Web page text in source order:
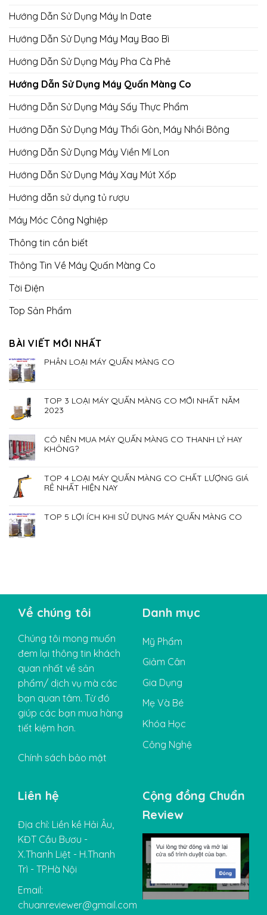
Hướng Dẫn Sử Dụng Máy In Date
Hướng Dẫn Sử Dụng Máy May Bao Bì
Hướng Dẫn Sử Dụng Máy Pha Cà Phê
Hướng Dẫn Sử Dụng Máy Quấn Màng Co
Hướng Dẫn Sử Dụng Máy Sấy Thực Phẩm
Hướng Dẫn Sử Dụng Máy Thổi Gòn, Máy Nhồi Bông
Hướng Dẫn Sử Dụng Máy Viền Mí Lon
Hướng Dẫn Sử Dụng Máy Xay Mút Xốp
Hướng dẫn sử dụng tủ rượu
Máy Móc Công Nghiệp
Thông tin cần biết
Thông Tin Về Máy Quấn Màng Co
Tời Điện
Top Sản Phẩm
BÀI VIẾT MỚI NHẤT
PHÂN LOẠI MÁY QUẤN MÀNG CO
TOP 3 LOẠI MÁY QUẤN MÀNG CO MỚI NHẤT NĂM
2023
CÓ NÊN MUA MÁY QUẤN MÀNG CO THANH LÝ HAY
KHÔNG?
TOP 4 LOẠI MÁY QUẤN MÀNG CO CHẤT LƯỢNG GIÁ
RẺ NHẤT HIỆN NAY
TOP 5 LỢI ÍCH KHI SỬ DỤNG MÁY QUẤN MÀNG CO
Về chúng tôi
Chúng tôi mong muốn
đem lại thông tin khách
quan nhất về sản
phẩm/ dịch vụ mà các
bạn quan tâm. Từ đó
giúp các bạn mua hàng
tiết kiệm hơn.
Chính sách bảo mật
Danh mục
Mỹ Phẩm
Giảm Cân
Gia Dụng
Mẹ Và Bé
Khóa Học
Công Nghệ
Liên hệ
Địa chỉ: Liền kề Hải Âu,
KĐT Cầu Bươu -
X.Thanh Liệt - H.Thanh
Trì - TP.Hà Nội
Email:
chuanreviewer@gmail.com
Cộng đồng Chuẩn
Review